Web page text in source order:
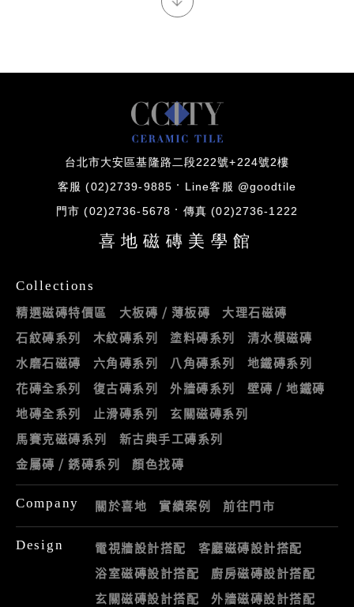
台北市大安區基隆路二段222號+224號2樓
客服 (02)2739-9885 Line客服 @goodtile
門市 (02)2736-5678 傳真 (02)2736-1222
喜地磁磚美學館
Collections
精選磁磚特價區 大板磚 / 薄板磚
大理石磁磚
石紋磚系列
木紋磚系列 塗料磚系列
清水模磁磚
水磨石磁磚
六角磚系列 八角磚系列
地鐵磚系列
花磚全系列
復古磚系列 外牆磚系列
壁磚 / 地鐵磚
地磚全系列
止滑磚系列
玄關磁磚系列
馬賽克磁磚系列
新古典手工磚系列
金屬磚 / 銹磚系列
顏色找磚
Company 關於喜地 實績案例 前往門市
Design 電視牆設計搭配
客廳磁磚設計搭配
浴室磁磚設計搭配
廚房磁磚設計搭配
玄關磁磚設計搭配
外牆磁磚設計搭配